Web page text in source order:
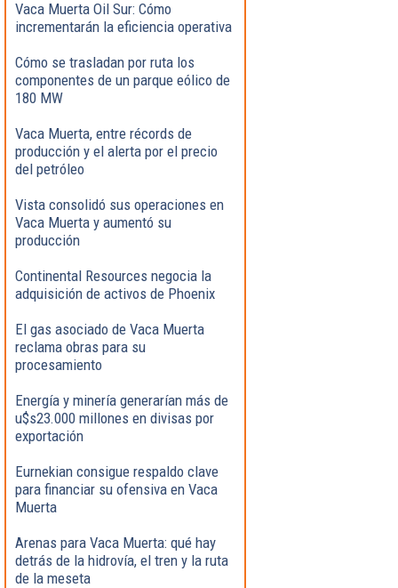
Vaca Muerta Oil Sur: Cómo
incrementarán la eficiencia operativa
Cómo se trasladan por ruta los
componentes de un parque eólico de
180 MW
Vaca Muerta, entre récords de
producción y el alerta por el precio
del petróleo
Vista consolidó sus operaciones en
Vaca Muerta y aumentó su
producción
Continental Resources negocia la
adquisición de activos de Phoenix
El gas asociado de Vaca Muerta
reclama obras para su
procesamiento
Energía y minería generarían más de
u$s23.000 millones en divisas por
exportación
Eurnekian consigue respaldo clave
para financiar su ofensiva en Vaca
Muerta
Arenas para Vaca Muerta: qué hay
detrás de la hidrovía, el tren y la ruta
de la meseta